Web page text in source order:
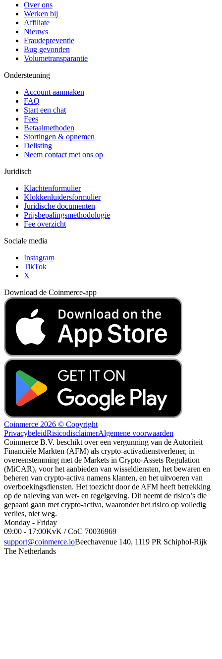
Over ons
Werken bij
Affiliate
Nieuws
Fraudepreventie
Bug gevonden
Volumetransparantie
Ondersteuning
Account aanmaken
FAQ
Start een chat
Fees
Betaalmethoden
Stortingen & opnemen
Delisting
Neem contact met ons op
Juridisch
Klachtenformulier
Klokkenluidersformulier
Juridische documenten
Prijsbepalingsmethodologie
Fee overzicht
Sociale media
Instagram
TikTok
X
Download de Coinmerce-app
Coinmerce 2026 © Copyright
PrivacybeleidRisicodisclaimerAlgemene voorwaarden
Coinmerce B.V. beschikt over een vergunning van de Autoriteit
Financiële Markten (AFM) als crypto-activadienstverlener, in
overeenstemming met de Markets in Crypto-Assets Regulation
(MiCAR), voor het aanbieden van wisseldiensten, het bewaren en
beheren van crypto-activa namens klanten, en het uitvoeren van
overboekingsdiensten. Het toezicht door de AFM heeft betrekking
op de naleving van wet- en regelgeving. Dit neemt de risico’s die
gepaard gaan met crypto-activa, waaronder het risico op volledig
verlies, niet weg.
Monday - Friday
09:00 - 17:00KvK / CoC 70036969
support@coinmerce.ioBeechavenue 140, 1119 PR Schiphol-Rijk
The Netherlands